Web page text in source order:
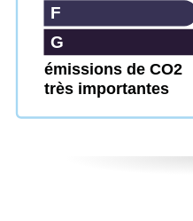
émissions de CO2
très importantes
G
F